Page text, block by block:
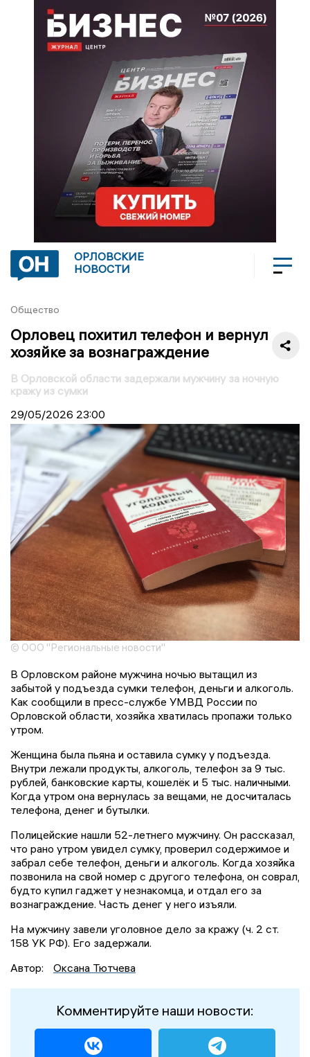
ОРЛОВСКИЕ
НОВОСТИ
Общество
Орловец похитил телефон и вернул
хозяйке за вознаграждение
В Орловской области задержали мужчину за ночную
кражу из сумки
29/05/2026 23:00
© ООО "Региональные новости"
В Орловском районе мужчина ночью вытащил из
забытой у подъезда сумки телефон, деньги и алкоголь.
Как сообщили в пресс-службе УМВД России по
Орловской области, хозяйка хватилась пропажи только
утром.
Женщина была пьяна и оставила сумку у подъезда.
Внутри лежали продукты, алкоголь, телефон за 9 тыс.
рублей, банковские карты, кошелёк и 5 тыс. наличными.
Когда утром она вернулась за вещами, не досчиталась
телефона, денег и бутылки.
Полицейские нашли 52-летнего мужчину. Он рассказал,
что рано утром увидел сумку, проверил содержимое и
забрал себе телефон, деньги и алкоголь. Когда хозяйка
позвонила на свой номер с другого телефона, он соврал,
будто купил гаджет у незнакомца, и отдал его за
вознаграждение. Часть денег у него изъяли.
На мужчину завели уголовное дело за кражу (ч. 2 ст.
158 УК РФ). Его задержали.
Автор:
Оксана Тютчева
Комментируйте наши новости: